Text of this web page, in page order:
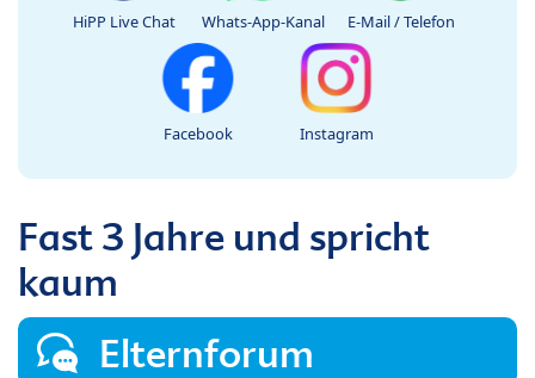
HiPP Live Chat Whats-App-Kanal E-Mail / Telefon
Facebook Instagram
Fast 3 Jahre und spricht
kaum
Elternforum